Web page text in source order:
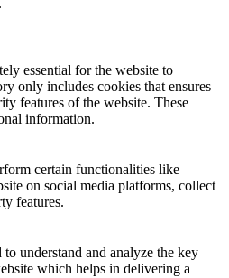
essential for the website to
only includes cookies that ensures
features of the website. These
information.
certain functionalities like
on social media platforms, collect
features.
understand and analyze the key
which helps in delivering a